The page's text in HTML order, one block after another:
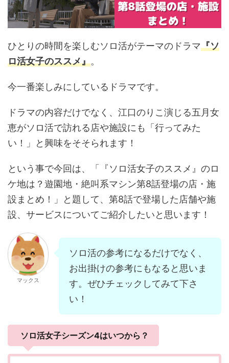
ひとりの時間を楽しむソロ活がテーマのドラマ『ソ
ロ活女子のススメ』。
今一番楽しみにしているドラマです。
ドラマの内容だけでなく、江口のりこ演じる五月女
恵がソロ活で訪れる店や施設にも「行ってみた
い！」と興味をそそられます！
という事で今回は、「『ソロ活女子のススメ』のロ
ケ地は？遊園地・絶叫系マシン第8話登場の店・施
設まとめ！」と題して、第8話で登場した店舗や施
設、サービスについてご紹介したいと思います！
マックス
ソロ活の参考になるだけでなく、
お出掛けの参考にもなると思いま
す。ぜひチェックしてみて下さ
い！
ソロ活女子シーズン4はいつから？